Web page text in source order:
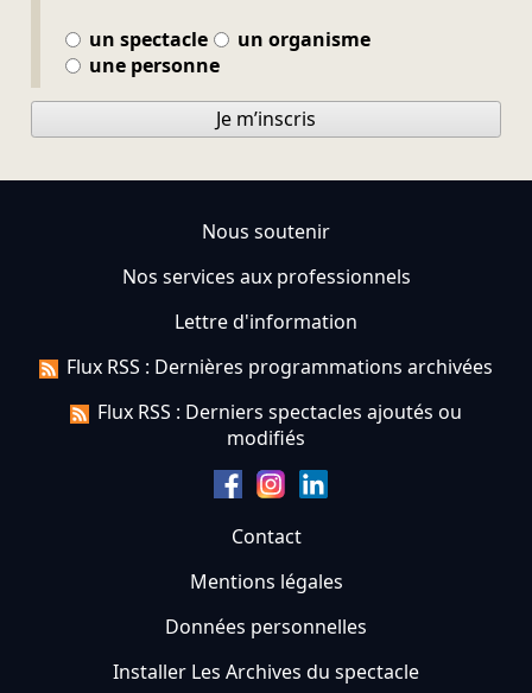
un spectacle
un organisme
une personne
Je m’inscris
Nous soutenir
Nos services aux professionnels
Lettre d'information
Flux RSS : Dernières programmations archivées
Flux RSS : Derniers spectacles ajoutés ou
modifiés
Contact
Mentions légales
Données personnelles
Installer Les Archives du spectacle